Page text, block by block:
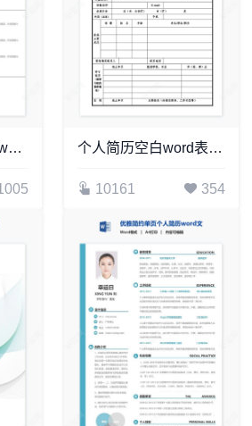
2023最新个人简历word模板(5) 个人简历空白word表格多页(3)
10161 354